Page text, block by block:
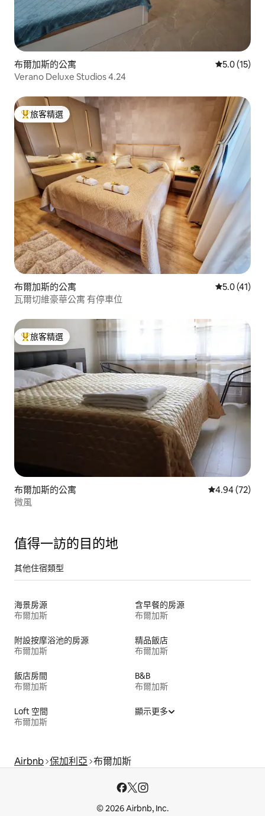
布爾加斯的公寓 從 15 則評
5.0 (15)
Verano Deluxe Studios 4.24
旅客精選榜首
旅客精選
布爾加斯的公寓 從 41 則評
5.0 (41)
瓦爾切維豪華公寓 有停車位
旅客精選榜首
旅客精選
布爾加斯的公寓 從 72 則評價
4.94 (72)
微風
值得一訪的目的地
其他住宿類型
海景房源
布爾加斯
含早餐的房源
布爾加斯
附設按摩浴池的房源
布爾加斯
精品飯店
布爾加斯
飯店房間
布爾加斯
B&B
布爾加斯
Loft 空間
布爾加斯
顯示更多
Airbnb 保加利亞 布爾加斯
© 2026 Airbnb, Inc.